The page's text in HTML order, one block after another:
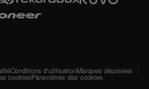
Conditions d'utilisationMarques déposées
cookiesParamètres des cookies